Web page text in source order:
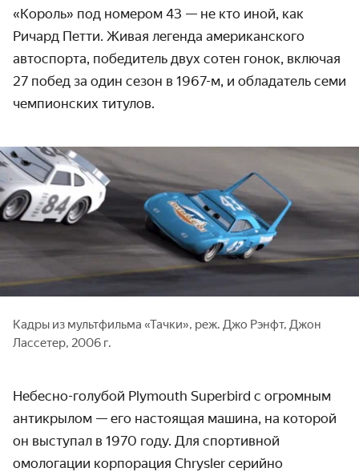
«Король» под номером 43 — не кто иной, как
Ричард Петти. Живая легенда американского
автоспорта, победитель двух сотен гонок, включая
27 побед за один сезон в 1967-м, и обладатель семи
чемпионских титулов.
Кадры из мультфильма «Тачки», реж. Джо Рэнфт, Джон
Лассетер, 2006 г.
Небесно-голубой Plymouth Superbird с огромным
антикрылом — его настоящая машина, на которой
он выступал в 1970 году. Для спортивной
омологации корпорация Chrysler серийно